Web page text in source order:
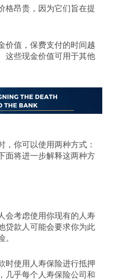
格昂贵，因为它们旨在提
价值，保费支付的时间越
这些现金价值可用于其他
，你可以使用两种方式：
面将进一步解释这两种方
会考虑使用你现有的人寿
贷款人可能会要求你为此
时使用人寿保险进行抵押
几乎每个人寿保险公司和